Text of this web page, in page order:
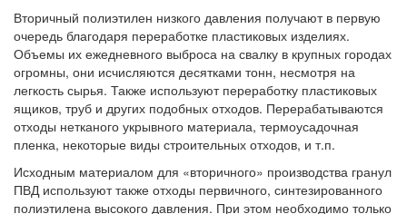
Вторичный полиэтилен низкого давления получают в первую
очередь благодаря переработке пластиковых изделиях.
Объемы их ежедневного выброса на свалку в крупных городах
огромны, они исчисляются десятками тонн, несмотря на
легкость сырья. Также используют переработку пластиковых
ящиков, труб и других подобных отходов. Перерабатываются
отходы нетканого укрывного материала, термоусадочная
пленка, некоторые виды строительных отходов, и т.п.
Исходным материалом для «вторичного» производства гранул
ПВД используют также отходы первичного, синтезированного
полиэтилена высокого давления. При этом необходимо только